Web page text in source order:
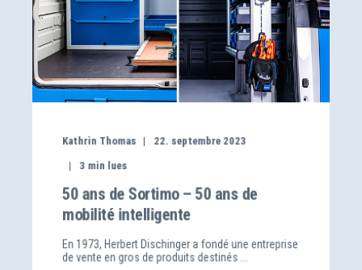
Kathrin Thomas
22. septembre 2023
3 min lues
50 ans de Sortimo – 50 ans de
mobilité intelligente
En 1973, Herbert Dischinger a fondé une entreprise
de vente en gros de produits destinés ...